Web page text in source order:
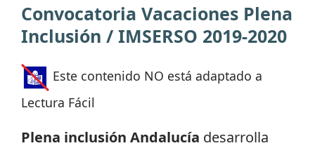
Convocatoria Vacaciones Plena
Inclusión / IMSERSO 2019-2020
Este contenido NO está adaptado a
Lectura Fácil
Plena inclusión Andalucía desarrolla